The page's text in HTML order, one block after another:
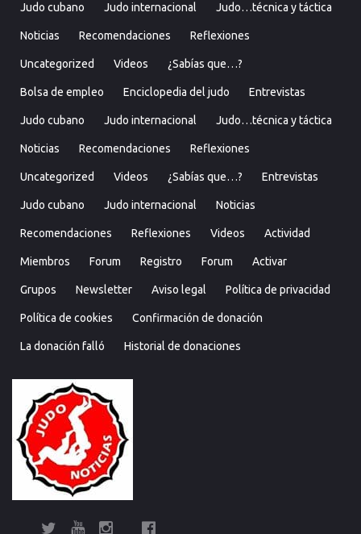
Judo cubano Judo internacional Judo…técnica y táctica
Noticias Recomendaciones Reflexiones
Uncategorized Videos ¿Sabías que…?
Bolsa de empleo Enciclopedia del judo Entrevistas
Judo cubano Judo internacional Judo…técnica y táctica
Noticias Recomendaciones Reflexiones
Uncategorized Videos ¿Sabías que…? Entrevistas
Judo cubano Judo internacional Noticias
Recomendaciones Reflexiones Videos Actividad
Miembros Forum Registro Forum Activar
Grupos Newsletter Aviso legal Política de privacidad
Política de cookies Confirmación de donación
La donación falló Historial de donaciones